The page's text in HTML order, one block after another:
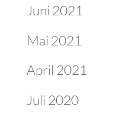
Juni 2021
Mai 2021
April 2021
Juli 2020